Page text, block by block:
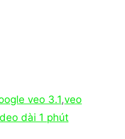
veo 3.1,veo
dài 1 phút